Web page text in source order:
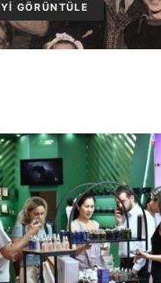
GÖRÜNTÜLE